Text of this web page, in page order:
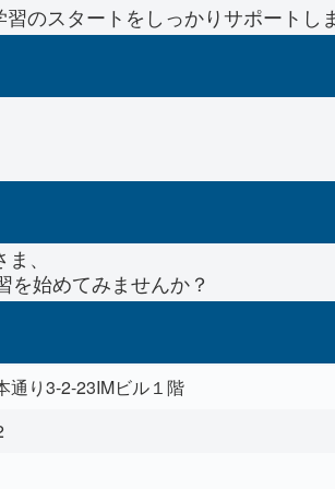
のスタートをしっかりサポートし
、
始めてみませんか？
通り3-2-23IMビル１階